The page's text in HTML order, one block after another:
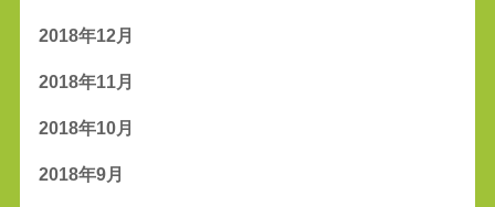
2018年12月
2018年11月
2018年10月
2018年9月